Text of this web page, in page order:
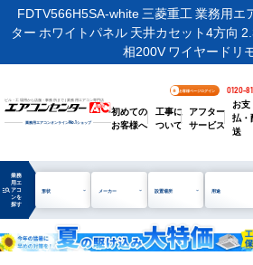
FDTV566H5SA-white 三菱重工 業務用エ
ター ホワイトパネル 天井カセット4方向
相200V ワイヤードリ
ビル・工場用から店舗・事務所まで | 業務用エアコン専門店
業務用エアコンオンラインNo.1ショップ
お客様ページログイン 0120-
初めての
お客様へ
工事に
ついて
アフター
サービス
お支
払・
送
manage_search
業務
用エ
アコ
ンを
探す
形状 メーカー 設置場所 用途